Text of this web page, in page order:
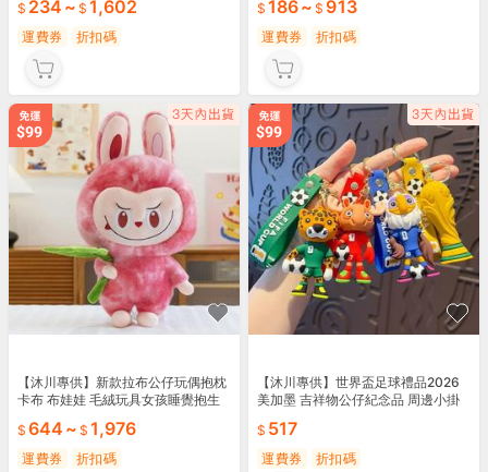
234 ~ 1,602
運費券 折扣碼
186~ 913
運費券 折扣碼
【沐川專供】新款拉布公仔玩偶抱枕
卡布 布娃娃 毛絨玩具女孩睡覺抱生
644 ~ 1,976
運費券 折扣碼
【沐川專供】世界盃足球禮品2026
美加墨 吉祥物公仔紀念品 周邊小掛
517
運費券 折扣碼